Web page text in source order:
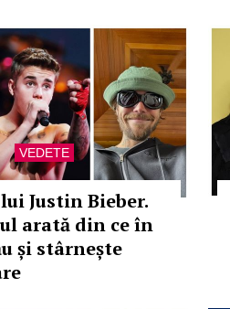
VEDETE
Justin Bieber.
arată din ce în
și stârnește